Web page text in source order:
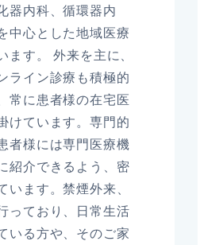
器内科、循環器内
中心とした地域医療
ます。 外来を主に、
ライン診療も積極的
常に患者様の在宅医
けています。専門的
者様には専門医療機
紹介できるよう、密
います。禁煙外来、
っており、日常生活
いる方や、そのご家